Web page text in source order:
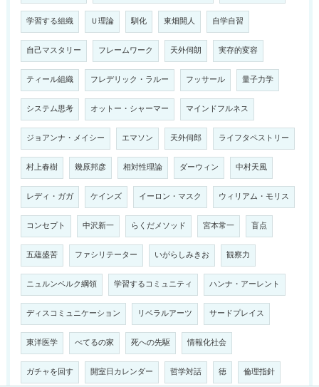
学習する組織 Ｕ理論 馴化 東畑開人 自学自習
自己マスタリー フレームワーク 天外伺朗 実存的変容
ティール組織 フレデリック・ラルー フッサール 量子力学
システム思考 オットー・シャーマー マインドフルネス
ジョアンナ・メイシー エマソン 天外伺郎 ライフタペストリー
村上春樹 幾原邦彦 相対性理論 ダーウィン 中村天風
レディ・ガガ ケインズ イーロン・マスク ウィリアム・モリス
コンセプト 中沢新一 らくだメソッド 宮本常一 盲点
五蘊盛苦 ファシリテーター いがらしみきお 観察力
ニュルンベルク綱領 学習するコミュニティ ハンナ・アーレント
ディスコミュニケーション リベラルアーツ サードプレイス
東洋医学 べてるの家 死への先駆 情報化社会
ガチャを回す 開室日カレンダー 哲学対話 徳 倫理指針